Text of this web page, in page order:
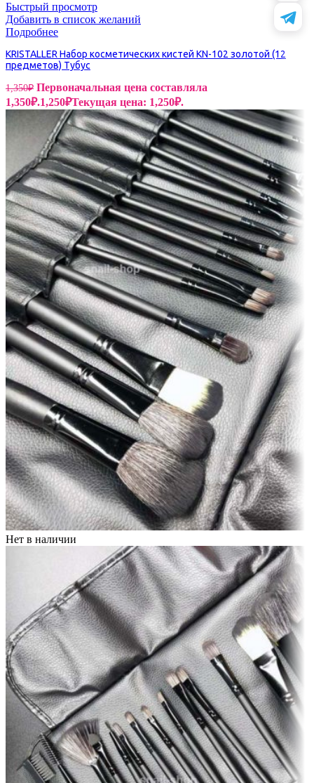
Быстрый просмотр
Добавить в список желаний
Подробнее
KRISTALLER Набор косметических кистей KN-102 золотой (12
предметов) Тубус
1,350₽ Первоначальная цена составляла
1,350₽.1,250₽Текущая цена: 1,250₽.
Нет в наличии